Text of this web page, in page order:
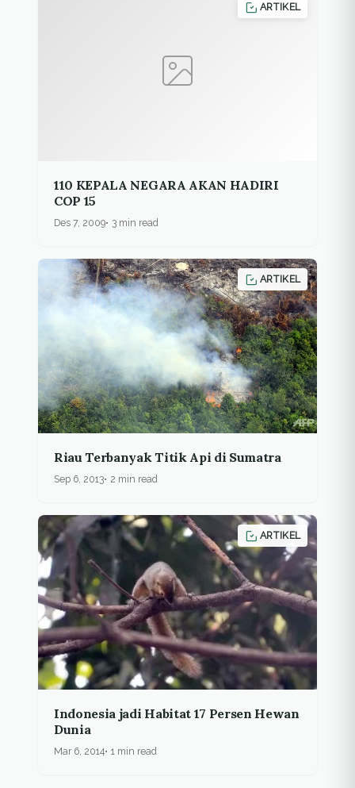
ARTIKEL
110 KEPALA NEGARA AKAN HADIRI
COP 15
Des 7, 2009 3 min read
ARTIKEL
Riau Terbanyak Titik Api di Sumatra
Sep 6, 2013 2 min read
ARTIKEL
Indonesia jadi Habitat 17 Persen Hewan
Dunia
Mar 6, 2014 1 min read